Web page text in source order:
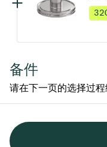
备件
请在下一页的选择过程